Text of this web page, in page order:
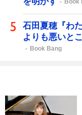
Book
石田夏穂『わ
よりも悪いと
Book Bang